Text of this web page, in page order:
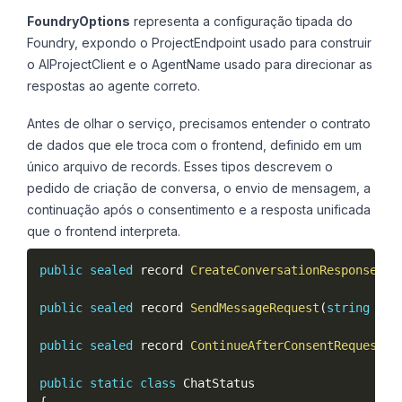
FoundryOptions representa a configuração tipada do
Foundry, expondo o ProjectEndpoint usado para construir
o AIProjectClient e o AgentName usado para direcionar as
respostas ao agente correto.
Antes de olhar o serviço, precisamos entender o contrato
de dados que ele troca com o frontend, definido em um
único arquivo de records. Esses tipos descrevem o
pedido de criação de conversa, o envio de mensagem, a
continuação após o consentimento e a resposta unificada
que o frontend interpreta.
public sealed record CreateConversationResponse
public sealed record SendMessageRequest (string
public sealed record ContinueAfterConsentRequest
public static class
ChatStatus